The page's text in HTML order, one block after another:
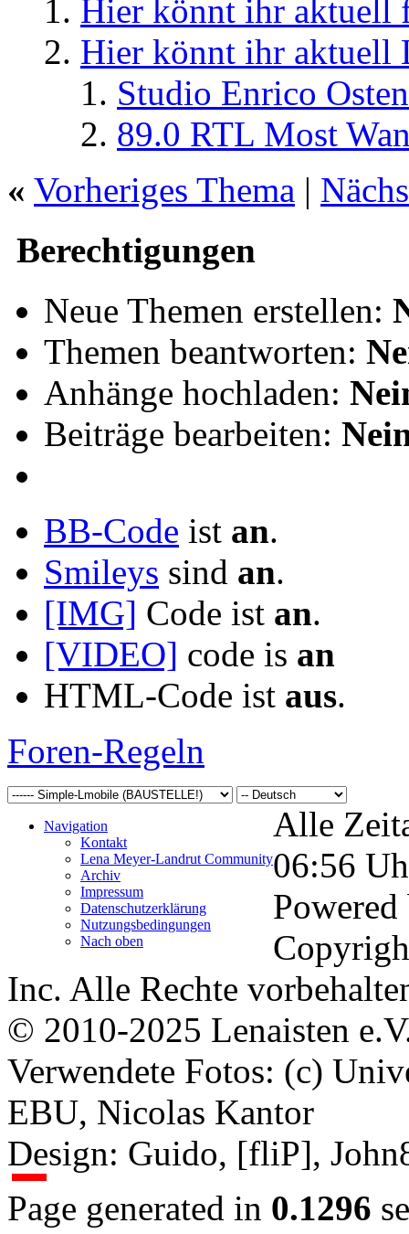
Hier könnt ihr aktuell
Hier könnt ihr aktuell
Studio Enrico
89.0 RTL Most
« Vorheriges Thema |
Berechtigungen
Neue Themen erstellen:
Themen beantworten:
Anhänge hochladen:
Beiträge bearbeiten:
BB-Code ist an.
Smileys sind an.
[IMG] Code ist an.
[VIDEO] code is an
HTML-Code ist aus.
Foren-Regeln
Navigation
Kontakt
Lena Meyer-Landrut Community
Archiv
Impressum
Datenschutzerklärung
Nutzungsbedingungen
Nach oben
Alle
06:56
Inc. Alle Rechte
© 2010-2025 Lenaisten
Verwendete Fotos: (c)
EBU, Nicolas Kantor
Design: Guido, [fliP],
Page generated in 0.1296